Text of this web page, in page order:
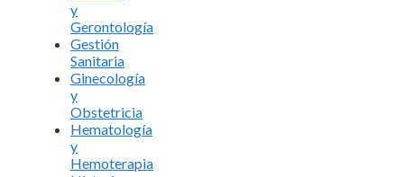
y
Gerontología
Gestión
Sanitaria
Ginecología
y
Obstetricia
Hematología
y
Hemoterapia